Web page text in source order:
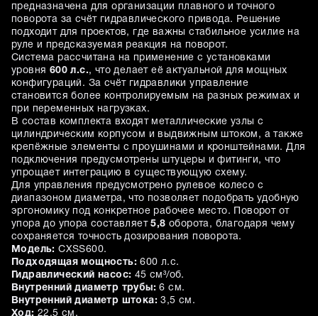
предназначена для организации плавного и точного
поворота за счёт гидравлического привода. Решение
подходит для проектов, где важны стабильное усилие на
руле и предсказуемая реакция на поворот.
Система рассчитана на применение с установками
уровня 600 л.с., что делает её актуальной для мощных
конфигураций. За счёт гидравлики управление
становится более контролируемым на разных режимах и
при переменных нагрузках.
В состав комплекта входят металлические узлы с
цилиндрическим корпусом и выдвижным штоком, а также
крепёжные элементы с проушинами и кронштейнами. Для
подключения предусмотрены штуцеры и фитинги, что
упрощает интеграцию в существующую схему.
Для управления предусмотрено рулевое колесо с
диапазоном диаметра, что позволяет подобрать удобную
эргономику под конкретное рабочее место. Поворот от
упора до упора составляет5,8 оборота, благодаря чему
сохраняется точность дозирования поворота.
Модель: CXSS600.
Подходящая мощность: 600 л.с.
Гидравлический насос: 45 см³/об.
Внутренний диаметр трубы: 6 см.
Внутренний диаметр штока: 3,5 см.
Ход: 22,5 см.